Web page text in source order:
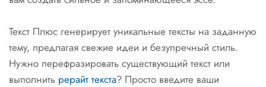
Текст Плюс генерирует уникальные тексты на заданную
тему, предлагая свежие идеи и безупречный стиль.
Нужно перефразировать существующий текст или
выполнить рерайт текста? Просто введите ваши